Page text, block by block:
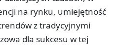
na rynku, umiejętność
z tradycyjnymi
dla sukcesu w tej